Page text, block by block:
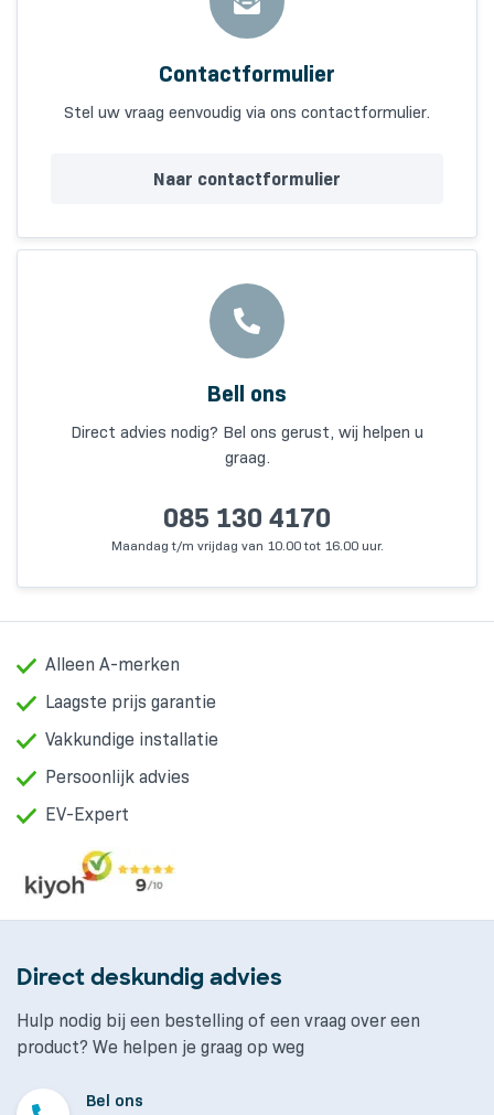
Contactformulier
Stel uw vraag eenvoudig via ons contactformulier.
Naar contactformulier
Bell ons
Direct advies nodig? Bel ons gerust, wij helpen u
graag.
085 130 4170
Maandag t/m vrijdag van 10.00 tot 16.00 uur.
Alleen A-merken
Laagste prijs garantie
Vakkundige installatie
Persoonlijk advies
EV-Expert
Direct deskundig advies
Hulp nodig bij een bestelling of een vraag over een
product? We helpen je graag op weg
Bel ons